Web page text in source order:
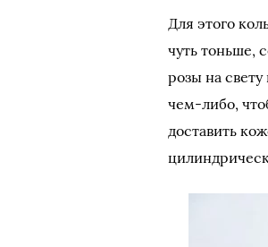
Для этого
чуть тоньше,
розы на
чем-либо,
доставить